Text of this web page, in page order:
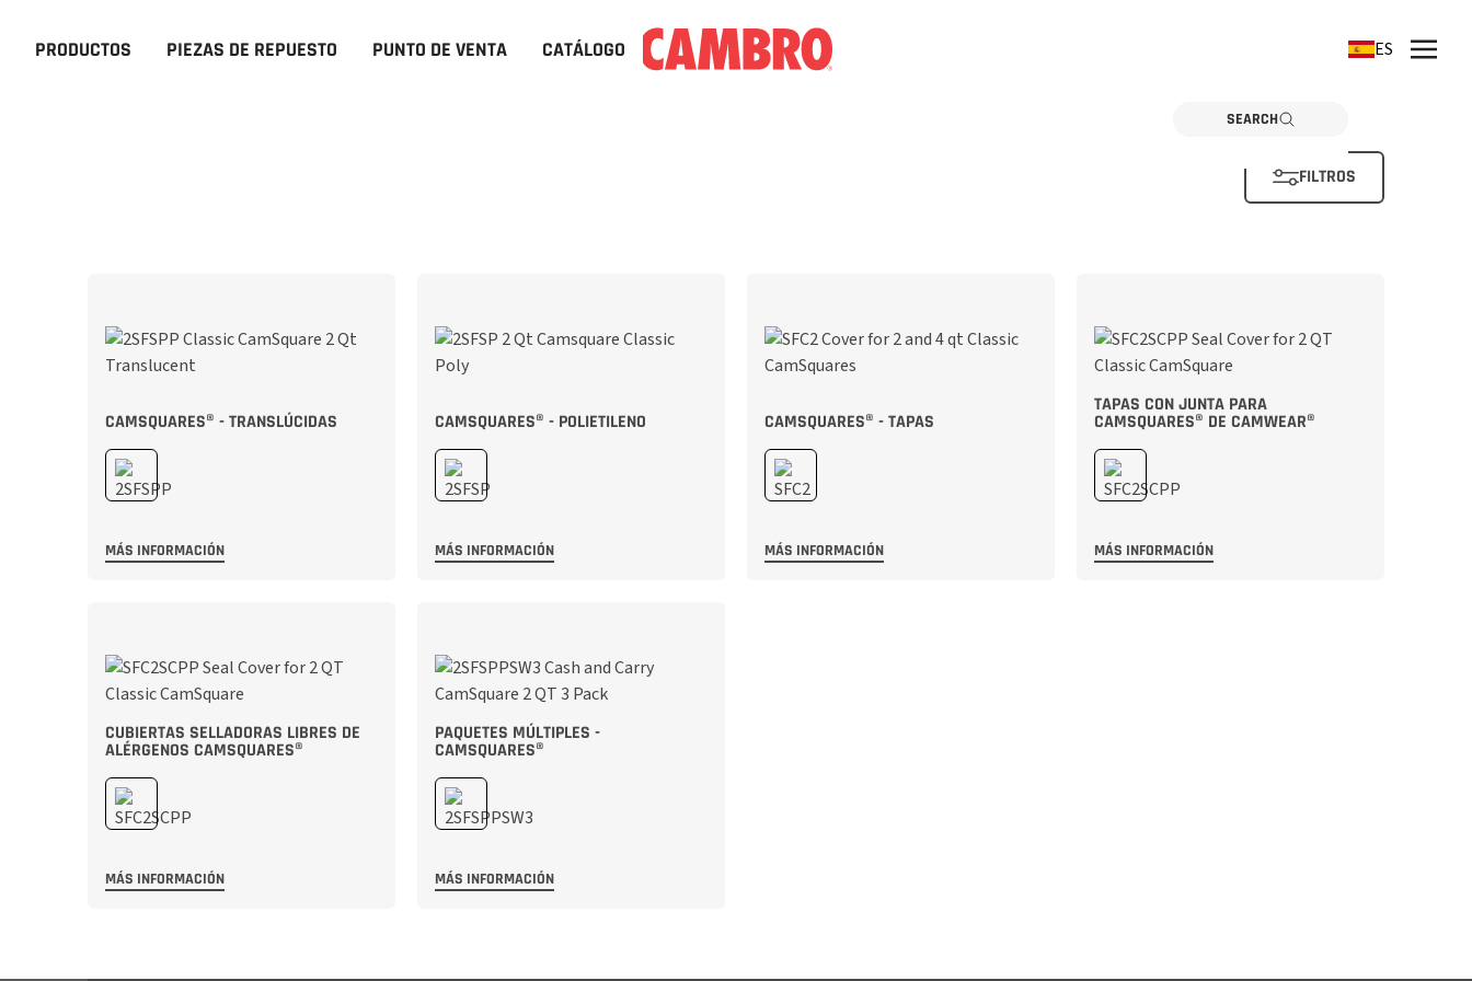
PRODUCTOS PIEZAS DE REPUESTO PUNTO DE VENTA CATÁLOGO
SEARCH
ES
FILTROS
CAMSQUARES® - TRANSLÚCIDAS
MÁS INFORMACIÓN
CAMSQUARES® - POLIETILENO
MÁS INFORMACIÓN
CAMSQUARES® - TAPAS
MÁS INFORMACIÓN
TAPAS CON JUNTA PARA
CAMSQUARES® DE CAMWEAR®
MÁS INFORMACIÓN
CUBIERTAS SELLADORAS LIBRES DE
ALÉRGENOS CAMSQUARES®
MÁS INFORMACIÓN
PAQUETES MÚLTIPLES -
CAMSQUARES®
MÁS INFORMACIÓN